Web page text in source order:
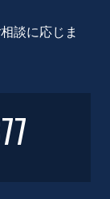
談に応じま